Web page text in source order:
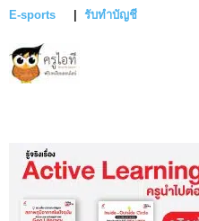
E-sports | รับทำบัญชี